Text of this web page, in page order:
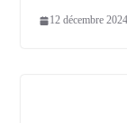
12 décembre 2024